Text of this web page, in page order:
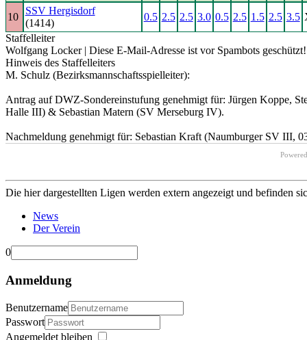
10
SSV Hergisdorf
(1414)
0.5 2.5 2.5 3.0 0.5 2.5 1.5 2.5 3.5
Staffelleiter
Wolfgang Locker | Diese E-Mail-Adresse ist vor Spambots
Hinweis des Staffelleiters
M. Schulz (Bezirksmannschaftsspielleiter):
Antrag auf DWZ-Sondereinstufung genehmigt für: Jürgen Koppe,
Halle III) & Sebastian Matern (SV Merseburg IV).
Nachmeldung genehmigt für: Sebastian Kraft (Naumburger SV III,
Die hier dargestellten Ligen werden extern angezeigt und befinden
News
Der Verein
0
Anmeldung
Benutzername
Passwort
Angemeldet bleiben